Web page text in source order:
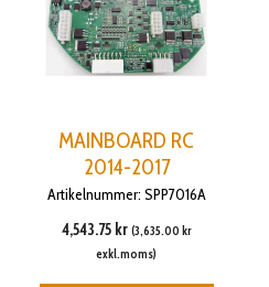
MAINBOARD RC
2014-2017
Artikelnummer: SPP7016A
4,543.75 kr (3,635.00 kr
exkl.moms)